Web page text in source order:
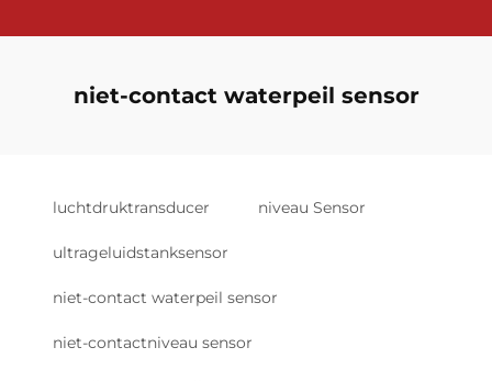
niet-contact waterpeil sensor
luchtdruktransducer niveau Sensor
ultrageluidstanksensor
niet-contact waterpeil sensor
niet-contactniveau sensor